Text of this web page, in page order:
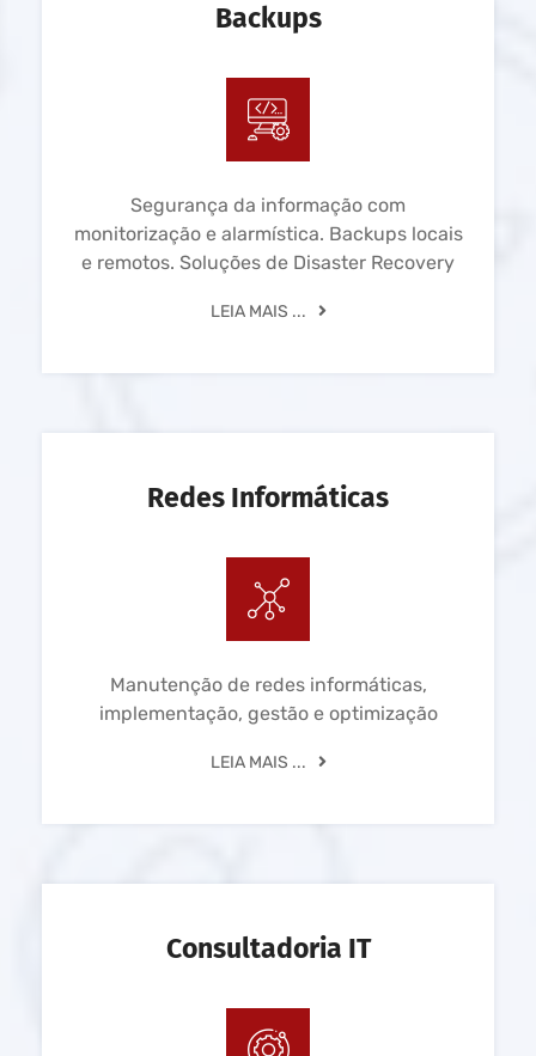
Backups
Segurança da informação com
monitorização e alarmística. Backups locais
e remotos. Soluções de Disaster Recovery
LEIA MAIS ...
Redes Informáticas
Manutenção de redes informáticas,
implementação, gestão e optimização
LEIA MAIS ...
Consultadoria IT